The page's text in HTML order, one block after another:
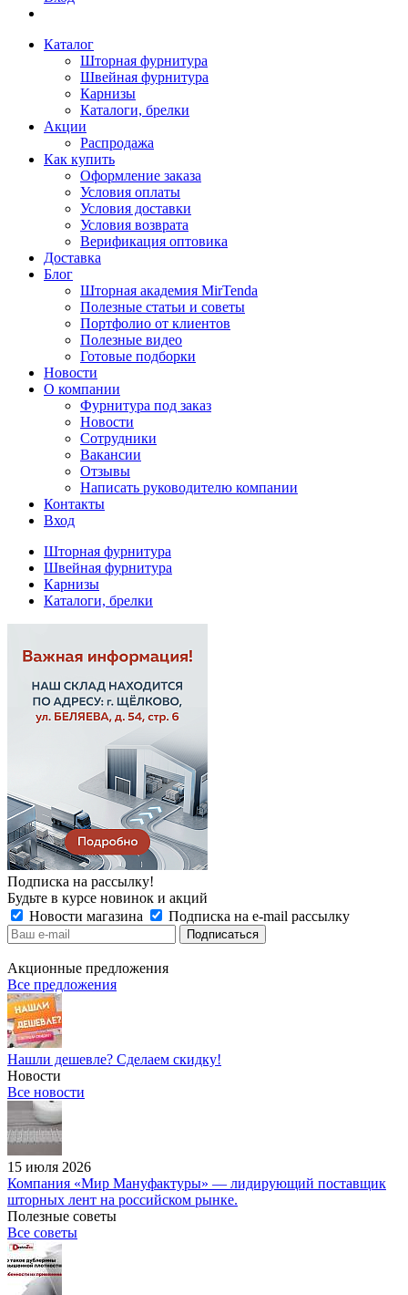
Каталог
Шторная фурнитура
Швейная фурнитура
Карнизы
Каталоги, брелки
Акции
Распродажа
Как купить
Оформление заказа
Условия оплаты
Условия доставки
Условия возврата
Верификация оптовика
Доставка
Блог
Шторная академия MirTenda
Полезные статьи и советы
Портфолио от клиентов
Полезные видео
Готовые подборки
Новости
О компании
Фурнитура под заказ
Новости
Сотрудники
Вакансии
Отзывы
Написать руководителю компании
Контакты
Вход
Шторная фурнитура
Швейная фурнитура
Карнизы
Каталоги, брелки
Подписка на рассылку!
Будьте в курсе новинок и акций
Новости магазина
Подписка на e-mail рассылку
Акционные предложения
Все предложения
Нашли дешевле? Сделаем скидку!
Новости
Все новости
15 июля 2026
Компания «Мир Мануфактуры» — лидирующий поставщик
шторных лент на российском рынке.
Полезные советы
Все советы